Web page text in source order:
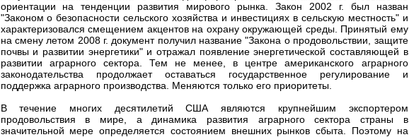
ориентации на тенденции развития мирового рынка. Закон 2002 г. был назван
"Законом о безопасности сельского хозяйства и инвестициях в сельскую местность" и
характеризовался смещением акцентов на охрану окружающей среды. Принятый ему
на смену летом 2008 г. документ получил название "Закона о продовольствии, защите
почвы и развитии энергетики" и отражал появление энергетической составляющей в
развитии аграрного сектора. Тем не менее, в центре американского аграрного
законодательства продолжает оставаться государственное регулирование и
поддержка аграрного производства. Меняются только его приоритеты.
В течение многих десятилетий США являются крупнейшим экспортером
продовольствия в мире, а динамика развития аграрного сектора страны в
значительной мере определяется состоянием внешних рынков сбыта. Поэтому на